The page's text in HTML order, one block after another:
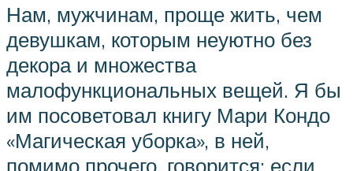
Нам, мужчинам, проще жить, чем
девушкам, которым неуютно без
декора и множества
малофункциональных вещей. Я бы
им посоветовал книгу Мари Кондо
«Магическая уборка», в ней,
помимо прочего, говорится: если